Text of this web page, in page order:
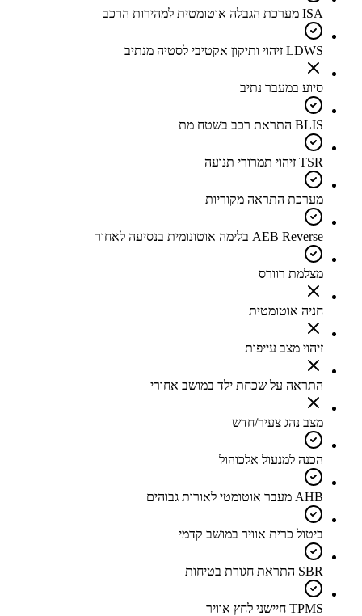
ISA מערכת הגבלה אוטומטית למהירות הרכב
LDWS זיהוי ותיקון אקטיבי לסטיה מנתיב
סיוע במעבר נתיב
BLIS התראת רכב בשטח מת
TSR זיהוי תמרורי תנועה
מערכת התראה מקוריות
AEB Reverse בלימה אוטונומית בנסיעה לאחור
מצלמת רוורס
חניה אוטומטית
זיהוי מצב עייפות
התראה על שכחת ילד במושב אחורי
מצב נהג צעיר/חדש
הכנה למנעול אלכוהול
AHB מעבר אוטומטי לאורות גבוהים
ביטול כרית אוויר במושב קדמי
SBR התראת חגורת בטיחות
TPMS חיישני לחץ אוויר